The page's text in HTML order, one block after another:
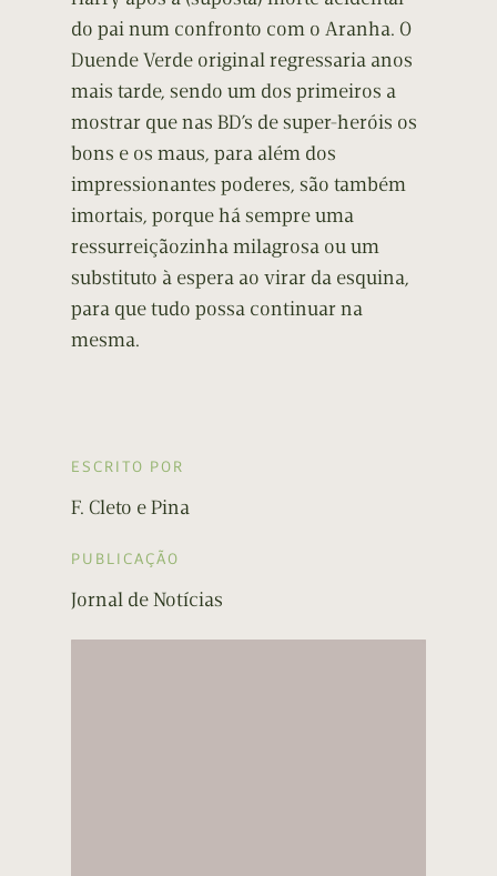
do pai num confronto com o Aranha. O
Duende Verde original regressaria anos
mais tarde, sendo um dos primeiros a
mostrar que nas BD’s de super-heróis os
bons e os maus, para além dos
impressionantes poderes, são também
imortais, porque há sempre uma
ressurreiçãozinha milagrosa ou um
substituto à espera ao virar da esquina,
para que tudo possa continuar na
mesma.
ESCRITO POR
F. Cleto e Pina
PUBLICAÇÃO
Jornal de Notícias